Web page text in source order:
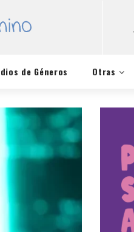
de Géneros Otras